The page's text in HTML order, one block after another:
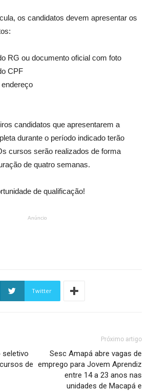
os candidatos devem apresentar os
RG ou documento oficial com foto
CPF
candidatos que apresentarem a
durante o período indicado terão
cursos serão realizados de forma
de quatro semanas.
de qualificação!
Anúncio
Twitter
seletivo
de
Próximo artigo
Sesc Amapá abre vagas de
emprego para Jovem Aprendiz
entre 14 a 23 anos nas
unidades de Macapá e